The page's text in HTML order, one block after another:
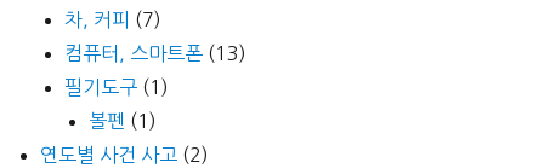
차, 커피 (7)
컴퓨터, 스마트폰 (13)
필기도구 (1)
볼펜 (1)
연도별 사건 사고 (2)